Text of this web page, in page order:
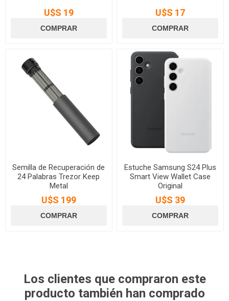
U$S 19 U$S 17
Semilla de Recuperación de
24 Palabras Trezor Keep
Metal
U$S 199
Estuche Samsung S24 Plus
Smart View Wallet Case
Original
U$S 39
Los clientes que compraron este
producto también han comprado